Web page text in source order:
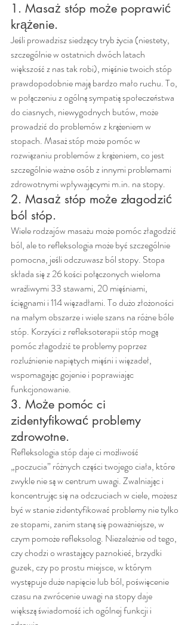
1. Masaż stóp może poprawić
krążenie.
Jeśli prowadzisz siedzący tryb życia (niestety,
szczególnie w ostatnich dwóch latach
większość z nas tak robi), mięśnie twoich stóp
prawdopodobnie mają bardzo mało ruchu. To,
w połączeniu z ogólną sympatią społeczeństwa
do ciasnych, niewygodnych butów, może
prowadzić do problemów z krążeniem w
stopach. Masaż stóp może pomóc w
rozwiązaniu problemów z krążeniem, co jest
szczególnie ważne osób z innymi problemami
zdrowotnymi wpływającymi m.in. na stopy.
2. Masaż stóp może złagodzić
ból stóp.
Wiele rodzajów masażu może pomóc złagodzić
ból, ale to refleksologia może być szczególnie
pomocna, jeśli odczuwasz ból stopy. Stopa
składa się z 26 kości połączonych wieloma
wrażliwymi 33 stawami, 20 mięśniami,
ścięgnami i 114 więzadłami. To dużo złożoności
na małym obszarze i wiele szans na różne bóle
stóp. Korzyści z refleksoterapii stóp mogą
pomóc złagodzić te problemy poprzez
rozluźnienie napiętych mięśni i więzadeł,
wspomagając gojenie i poprawiając
funkcjonowanie.
3. Może pomóc ci
zidentyfikować problemy
zdrowotne.
Refleksologia stóp daje ci możliwość
„poczucia” różnych części twojego ciała, które
zwykle nie są w centrum uwagi. Zwalniając i
koncentrując się na odczuciach w ciele, możesz
być w stanie zidentyfikować problemy nie tylko
ze stopami, zanim staną się poważniejsze, w
czym pomoże refleksolog. Niezależnie od tego,
czy chodzi o wrastający paznokieć, brzydki
guzek, czy po prostu miejsce, w którym
występuje duże napięcie lub ból, poświęcenie
czasu na zwrócenie uwagi na stopy daje
większą świadomość ich ogólnej funkcji i